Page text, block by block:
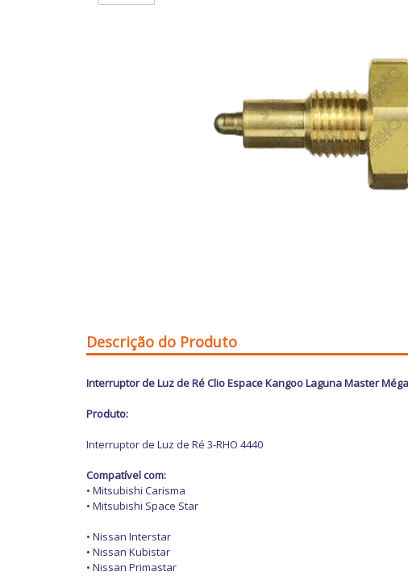
Descrição do Produto
Interruptor de Luz de Ré Clio Espace Kangoo Laguna Master
Produto:
Interruptor de Luz de Ré 3-RHO 4440
Compatível com:
• Mitsubishi Carisma
• Mitsubishi Space Star
• Nissan Interstar
• Nissan Kubistar
• Nissan Primastar